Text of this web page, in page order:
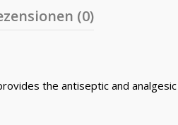
(0)
the antiseptic and